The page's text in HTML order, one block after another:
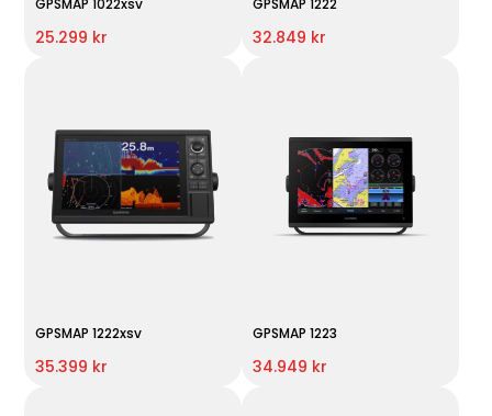
25.299 kr 32.849 kr
GPSMAP 1222xsv
35.399 kr
GPSMAP 1223
34.949 kr